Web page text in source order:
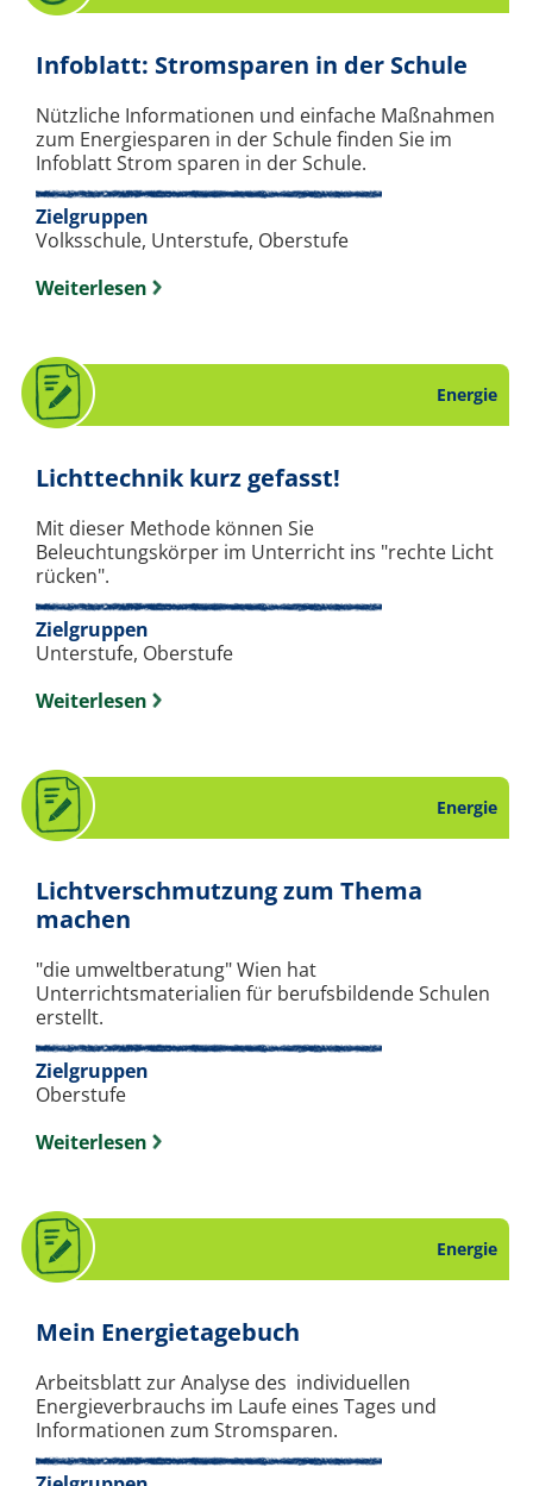
Infoblatt: Stromsparen in der Schule
Nützliche Informationen und einfache Maßnahmen
zum Energiesparen in der Schule finden Sie im
Infoblatt Strom sparen in der Schule.
Zielgruppen
Volksschule, Unterstufe, Oberstufe
Weiterlesen
Energie
Lichttechnik kurz gefasst!
Mit dieser Methode können Sie
Beleuchtungskörper im Unterricht ins "rechte Licht
rücken".
Zielgruppen
Unterstufe, Oberstufe
Weiterlesen
Energie
Lichtverschmutzung zum Thema
machen
"die umweltberatung" Wien hat
Unterrichtsmaterialien für berufsbildende Schulen
erstellt.
Zielgruppen
Oberstufe
Weiterlesen
Energie
Mein Energietagebuch
Arbeitsblatt zur Analyse des individuellen
Energieverbrauchs im Laufe eines Tages und
Informationen zum Stromsparen.